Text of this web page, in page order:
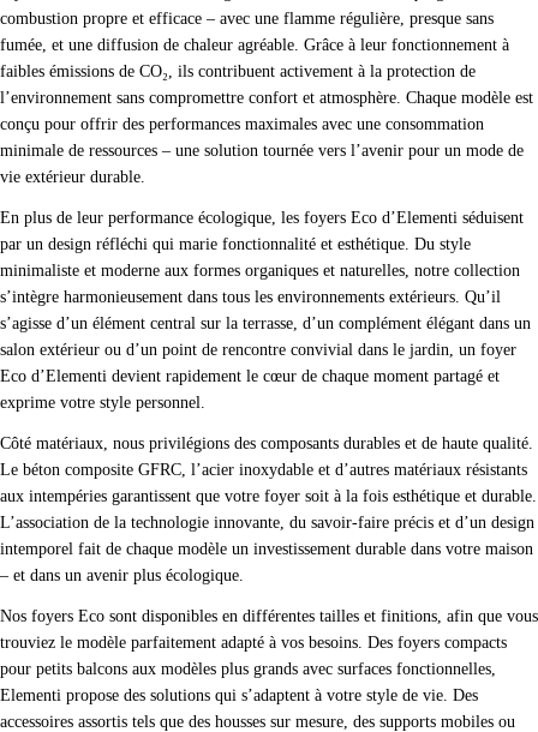
combustion propre et efficace – avec une flamme régulière, presque sans
fumée, et une diffusion de chaleur agréable. Grâce à leur fonctionnement à
faibles émissions de CO₂, ils contribuent activement à la protection de
l’environnement sans compromettre confort et atmosphère. Chaque modèle est
conçu pour offrir des performances maximales avec une consommation
minimale de ressources – une solution tournée vers l’avenir pour un mode de
vie extérieur durable.
En plus de leur performance écologique, les foyers Eco d’Elementi séduisent
par un design réfléchi qui marie fonctionnalité et esthétique. Du style
minimaliste et moderne aux formes organiques et naturelles, notre collection
s’intègre harmonieusement dans tous les environnements extérieurs. Qu’il
s’agisse d’un élément central sur la terrasse, d’un complément élégant dans un
salon extérieur ou d’un point de rencontre convivial dans le jardin, un foyer
Eco d’Elementi devient rapidement le cœur de chaque moment partagé et
exprime votre style personnel.
Côté matériaux, nous privilégions des composants durables et de haute qualité.
Le béton composite GFRC, l’acier inoxydable et d’autres matériaux résistants
aux intempéries garantissent que votre foyer soit à la fois esthétique et durable.
L’association de la technologie innovante, du savoir-faire précis et d’un design
intemporel fait de chaque modèle un investissement durable dans votre maison
– et dans un avenir plus écologique.
Nos foyers Eco sont disponibles en différentes tailles et finitions, afin que vous
trouviez le modèle parfaitement adapté à vos besoins. Des foyers compacts
pour petits balcons aux modèles plus grands avec surfaces fonctionnelles,
Elementi propose des solutions qui s’adaptent à votre style de vie. Des
accessoires assortis tels que des housses sur mesure, des supports mobiles ou